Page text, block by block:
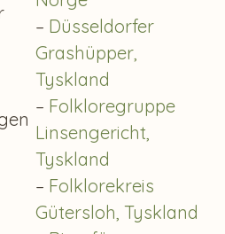
– Düsseldorfer
Grashüpper,
Tyskland
– Folkloregruppe
Linsengericht,
Tyskland
– Folklorekreis
Gütersloh, Tyskland